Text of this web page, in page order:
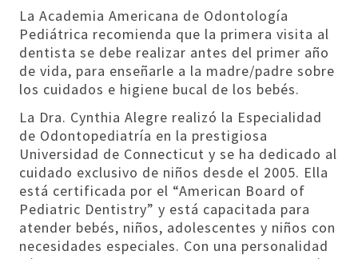
La Academia Americana de Odontología
Pediátrica recomienda que la primera visita al
dentista se debe realizar antes del primer año
de vida, para enseñarle a la madre/padre sobre
los cuidados e higiene bucal de los bebés.
La Dra. Cynthia Alegre realizó la Especialidad
de Odontopediatría en la prestigiosa
Universidad de Connecticut y se ha dedicado al
cuidado exclusivo de niños desde el 2005. Ella
está certificada por el “American Board of
Pediatric Dentistry” y está capacitada para
atender bebés, niños, adolescentes y niños con
necesidades especiales. Con una personalidad